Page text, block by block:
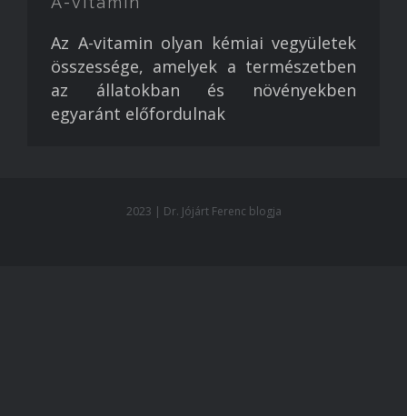
Az A-vitamin olyan kémiai vegyületek
összessége, amelyek a természetben
az állatokban és növényekben
egyaránt előfordulnak
2023 | Dr. Jójárt Ferenc blogja